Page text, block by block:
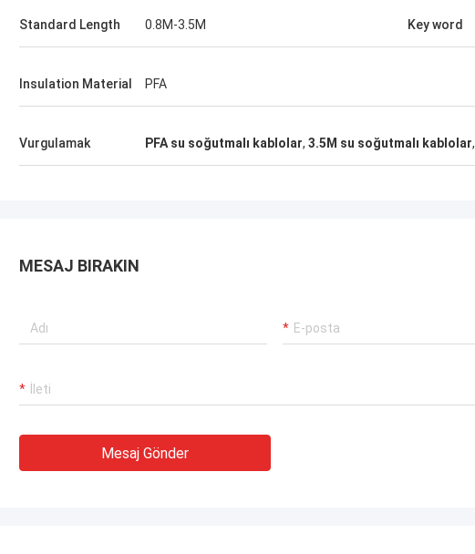
tom
tavsiye etti. Satın
kalitesinin gerçekten iyi
pürüzsüz olduğunu,
olmadığını ve sağlam ve
gördüm. Almaya değer.
Polonya'dan Kris Czurczak
Standard Length 0.8M-3.5M Key word
Insulation Material PFA
Vurgulamak PFA su soğutmalı kablolar, 3.5M su soğutmalı kablolar,
MESAJ BIRAKIN
Mesaj Gönder